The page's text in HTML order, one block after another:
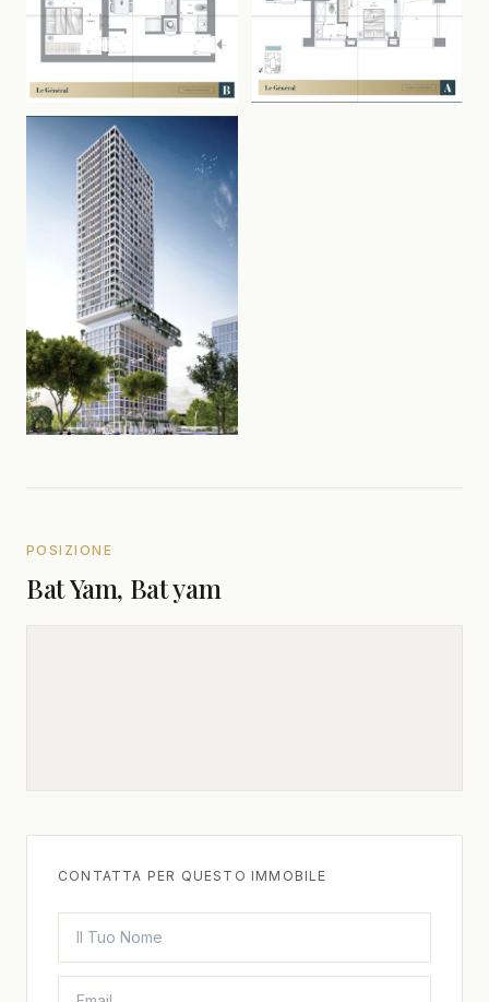
POSIZIONE
Bat Yam, Bat yam
CONTATTA PER QUESTO IMMOBILE